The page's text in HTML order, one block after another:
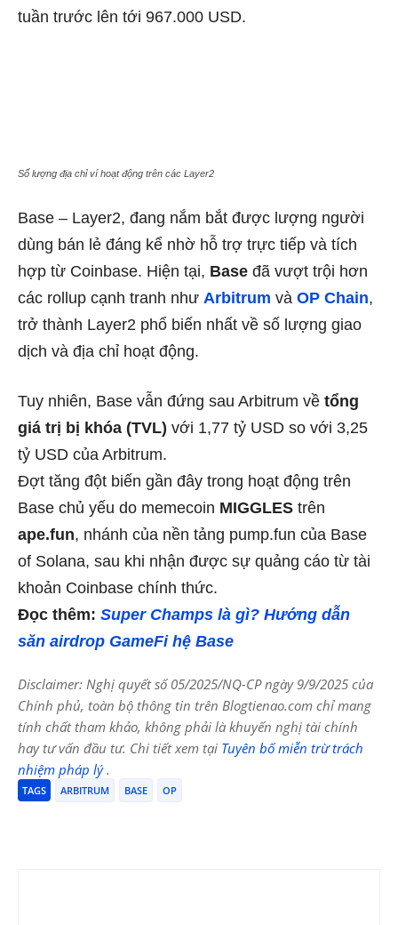
tuần trước lên tới 967.000 USD.
Số lượng địa chỉ ví hoạt động trên các Layer2
Base – Layer2, đang nắm bắt được lượng người
dùng bán lẻ đáng kể nhờ hỗ trợ trực tiếp và tích
hợp từ Coinbase. Hiện tại, Base đã vượt trội hơn
các rollup cạnh tranh như Arbitrum và OP Chain,
trở thành Layer2 phổ biến nhất về số lượng giao
dịch và địa chỉ hoạt động.
Tuy nhiên, Base vẫn đứng sau Arbitrum về tổng
giá trị bị khóa (TVL) với 1,77 tỷ USD so với 3,25
tỷ USD của Arbitrum.
Đợt tăng đột biến gần đây trong hoạt động trên
Base chủ yếu do memecoin MIGGLES trên
ape.fun, nhánh của nền tảng pump.fun của Base
of Solana, sau khi nhận được sự quảng cáo từ tài
khoản Coinbase chính thức.
Đọc thêm: Super Champs là gì? Hướng dẫn
săn airdrop GameFi hệ Base
Disclaimer: Nghị quyết số 05/2025/NQ-CP ngày 9/9/2025 của
Chính phủ, toàn bộ thông tin trên Blogtienao.com chỉ mang
tính chất tham khảo, không phải là khuyến nghị tài chính
hay tư vấn đầu tư. Chi tiết xem tại Tuyên bố miễn trừ trách
nhiệm pháp lý.
TAGS ARBITRUM BASE OP